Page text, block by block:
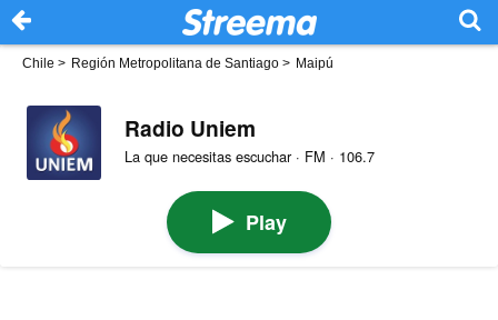
Chile > Región Metropolitana de Santiago > Maipú
Radio Uniem
La que necesitas escuchar · FM · 106.7
Play